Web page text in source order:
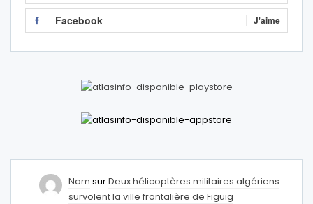
Facebook J'aime
Nam surDeux hélicoptères militaires algériens
survolent la ville frontalière de Figuig